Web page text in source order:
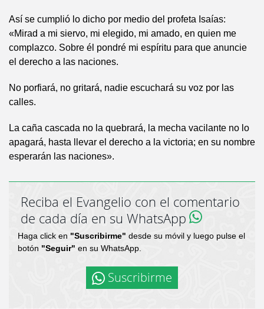
Así se cumplió lo dicho por medio del profeta Isaías:
«Mirad a mi siervo, mi elegido, mi amado, en quien me
complazco. Sobre él pondré mi espíritu para que anuncie
el derecho a las naciones.
No porfiará, no gritará, nadie escuchará su voz por las
calles.
La caña cascada no la quebrará, la mecha vacilante no lo
apagará, hasta llevar el derecho a la victoria; en su nombre
esperarán las naciones».
Reciba el Evangelio con el comentario
de cada día en su WhatsApp
Haga click en "Suscribirme" desde su móvil y luego pulse el
botón "Seguir" en su WhatsApp.
Suscribirme